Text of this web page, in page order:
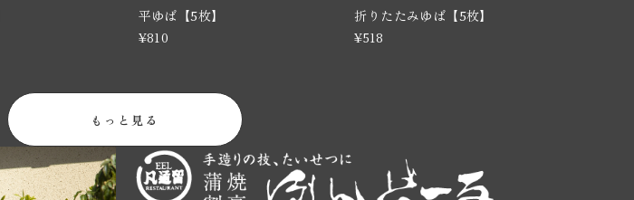
平ゆば【5枚】
¥810
折りたたみゆば【5枚】
¥518
もっと見る